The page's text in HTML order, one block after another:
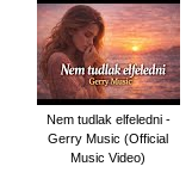
Nem tudlak elfeledni -
Gerry Music (Official
Music Video)